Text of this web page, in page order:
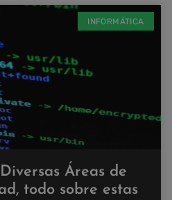
INFORMÁTICA
Áreas de
todo sobre estas